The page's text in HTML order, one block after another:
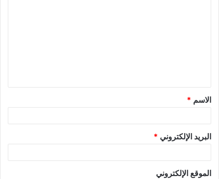
الاسم *
البريد الإلكتروني *
الموقع الإلكتروني